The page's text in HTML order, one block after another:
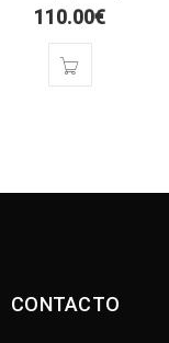
110.00€
CONTACTO